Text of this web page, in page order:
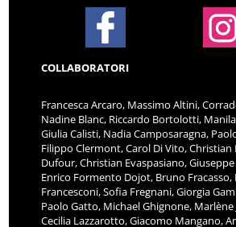
COLLABORATORI
Francesca Arcaro, Massimo Altini,
Nadine Blanc, Riccardo Bortolotti,
Giulia Calisti, Nadia Camposaragna,
Filippo Clermont, Carol Di Vito, Christian
Dufour, Christian Evaspasiano,
Enrico Formento Dojot, Bruno Fracasso,
Francesconi, Sofia Fregnani, Giorgia
Paolo Gatto, Michael Ghignone, Marlène
Cecilia Lazzarotto, Giacomo Mangano,